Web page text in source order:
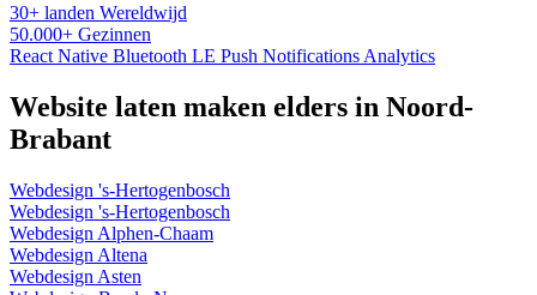
30+ landen Wereldwijd
50.000+ Gezinnen
React Native Bluetooth LE Push Notifications Analytics
Website laten maken elders in Noord-
Brabant
Webdesign 's-Hertogenbosch
Webdesign 's-Hertogenbosch
Webdesign Alphen-Chaam
Webdesign Altena
Webdesign Asten